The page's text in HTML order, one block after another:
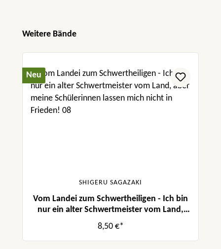
Produktgalerie überspringen
Weitere Bände
Neu
SHIGERU SAGAZAKI
Vom Landei zum Schwertheiligen - Ich bin
nur ein alter Schwertmeister vom Land,
aber meine Schülerinnen lassen mich nicht
in Frieden! 08
8,50 €*